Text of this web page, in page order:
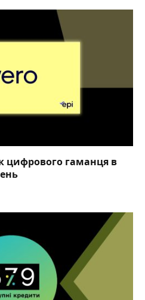
цифрового гаманця в